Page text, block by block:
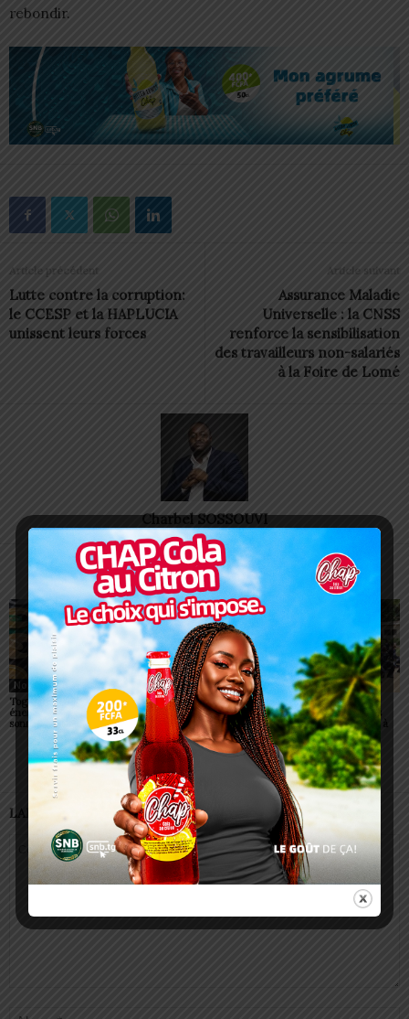
rebondir.
Article précédent
Lutte contre la corruption:
le CCESP et la HAPLUCIA
unissent leurs forces
Article suivant
Assurance Maladie
Universelle : la CNSS
renforce la sensibilisation
des travailleurs non-salariés
à la Foire de Lomé
Charbel SOSSOUVI
ARTICLES CONNEXES PLUS DE L'AUTEUR
Non classé
Togo/ Boissons
énergisantes: l’État tire la
sonnette d’alarme
Non classé
Togo/ Rentrée scolaire
2026-2027: consultez la
liste officielle des écoles
autorisées
Non classé
ESSAL 2026 : les
admissibles convoqués
pour la visite médicale à
Lomé
LAISSER UN COMMENTAIRE